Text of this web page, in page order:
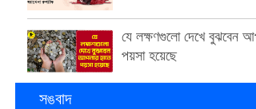
যে লক্ষণগুলো দেখে বুঝবেন
পয়সা হয়েছে
সঙবাদ